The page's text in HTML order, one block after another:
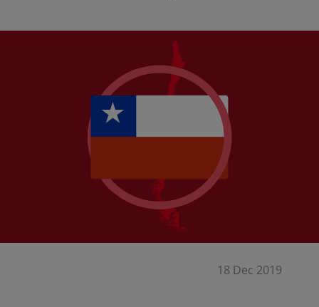
18 Dec 2019